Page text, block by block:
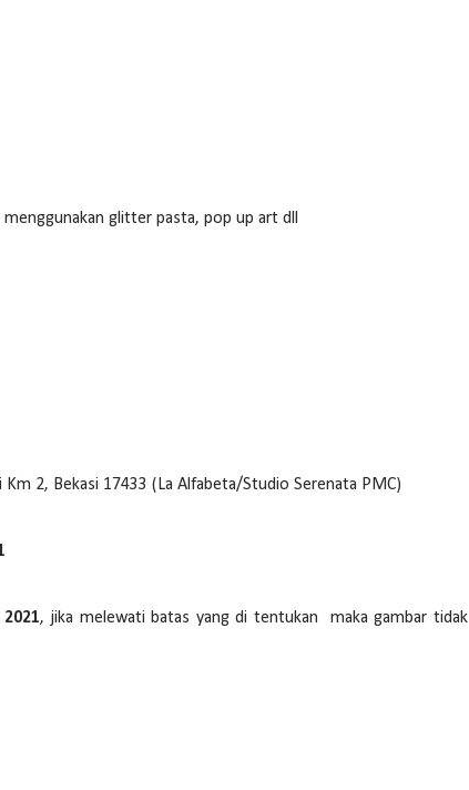
glitter pasta, pop up art dll
2, Bekasi 17433 (La Alfabeta/Studio Serenata PMC)
, jika melewati batas yang di tentukan maka gambar tidak